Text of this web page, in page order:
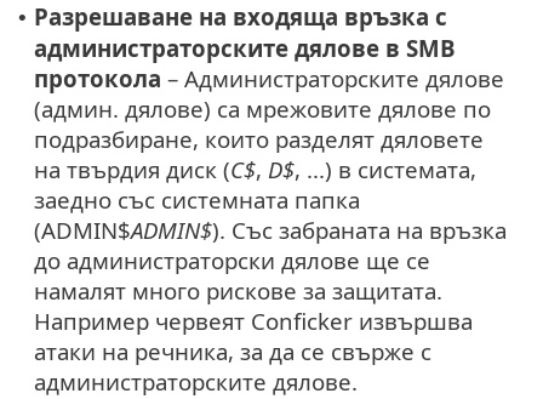
• Разрешаване на входяща връзка с
администраторските дялове в SMB
протокола – Администраторските дялове
(админ. дялове) са мрежовите дялове по
подразбиране, които разделят дяловете
на твърдия диск (C$, D$, ...) в системата,
заедно със системната папка
(ADMIN$ADMIN$). Със забраната на връзка
до администраторски дялове ще се
намалят много рискове за защитата.
Например червеят Conficker извършва
атаки на речника, за да се свърже с
администраторските дялове.